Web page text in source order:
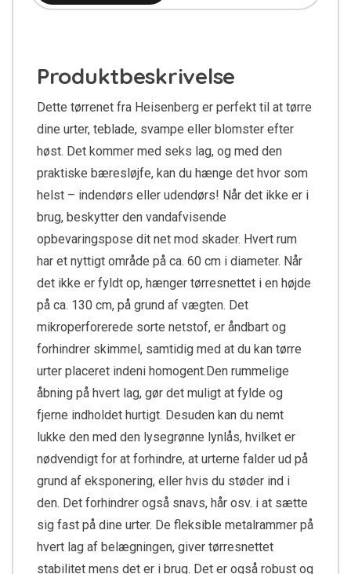
Produktbeskrivelse
Dette tørrenet fra Heisenberg er perfekt til at tørre
dine urter, teblade, svampe eller blomster efter
høst. Det kommer med seks lag, og med den
praktiske bæresløjfe, kan du hænge det hvor som
helst – indendørs eller udendørs! Når det ikke er i
brug, beskytter den vandafvisende
opbevaringspose dit net mod skader. Hvert rum
har et nyttigt område på ca. 60 cm i diameter. Når
det ikke er fyldt op, hænger tørresnettet i en højde
på ca. 130 cm, på grund af vægten. Det
mikroperforerede sorte netstof, er åndbart og
forhindrer skimmel, samtidig med at du kan tørre
urter placeret indeni homogent.Den rummelige
åbning på hvert lag, gør det muligt at fylde og
fjerne indholdet hurtigt. Desuden kan du nemt
lukke den med den lysegrønne lynlås, hvilket er
nødvendigt for at forhindre, at urterne falder ud på
grund af eksponering, eller hvis du støder ind i
den. Det forhindrer også snavs, hår osv. i at sætte
sig fast på dine urter. De fleksible metalrammer på
hvert lag af belægningen, giver tørresnettet
stabilitet mens det er i brug. Det er også robust og